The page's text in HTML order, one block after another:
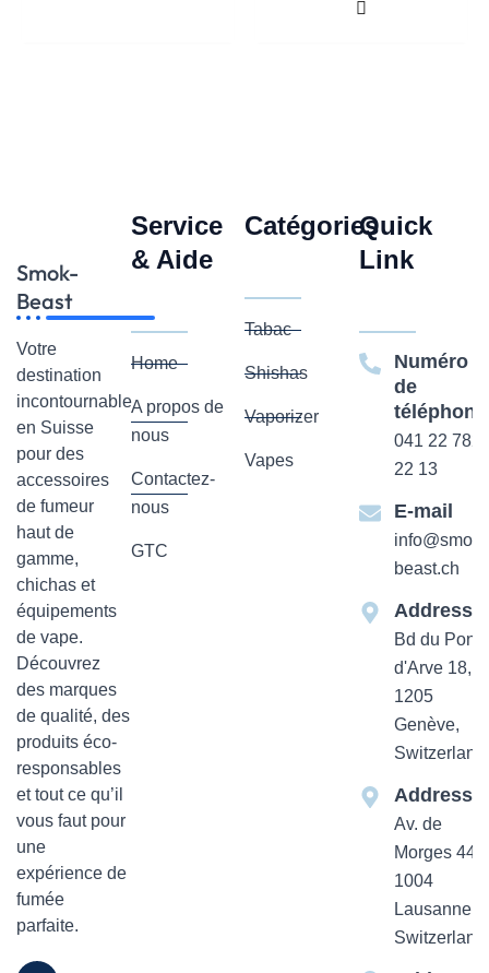
Smok-
Beast
Votre
destination
incontournable
en Suisse
pour des
accessoires
de fumeur
haut de
gamme,
chichas et
équipements
de vape.
Découvrez
des marques
de qualité, des
produits éco-
responsables
et tout ce qu’il
vous faut pour
une
expérience de
fumée
parfaite.
Service
& Aide
Home
A propos de
nous
Contactez-
nous
GTC
Catégories
Tabac
Shishas
Vaporizer
Vapes
Quick
Link
Numéro
de
téléphone
041 22 782
22 13
E-mail
info@smok-
beast.ch
Addresse
Bd du Pont-
d'Arve 18,
1205
Genève,
Switzerland
Addresse
Av. de
Morges 44
1004
Lausanne,
Switzerland